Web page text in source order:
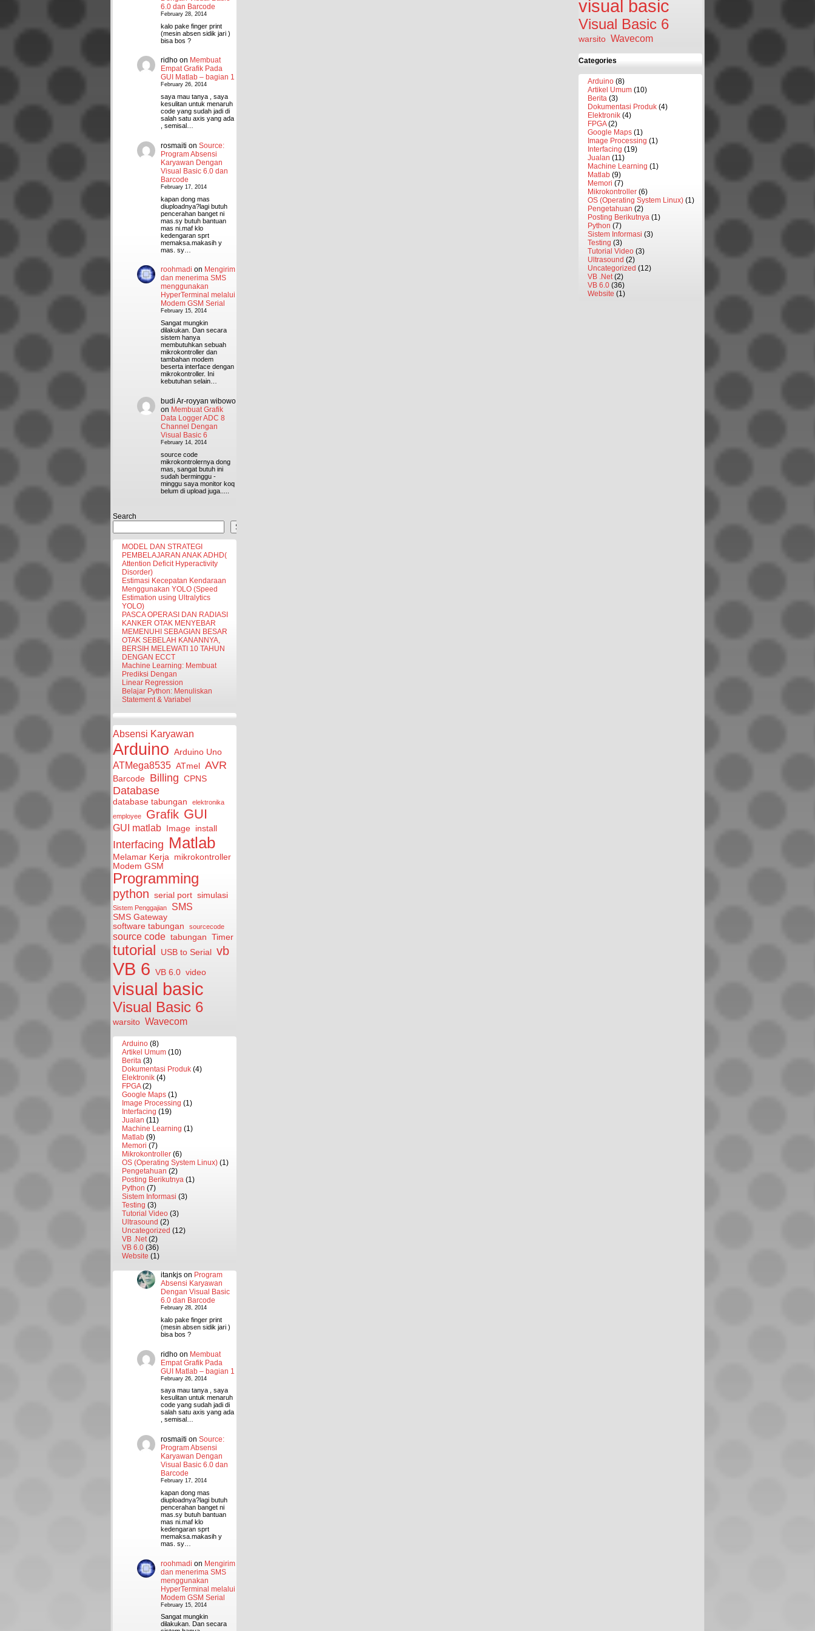
6.0 dan Barcode
February 28, 2014
kalo pake finger print
(mesin absen sidik jari )
bisa bos ?
ridho on Membuat
Empat Grafik Pada
GUI Matlab – bagian 1
February 26, 2014
saya mau tanya , saya
kesulitan untuk menaruh
code yang sudah jadi di
salah satu axis yang ada
, semisal…
rosmaiti on Source:
Program Absensi
Karyawan Dengan
Visual Basic 6.0 dan
Barcode
February 17, 2014
kapan dong mas
diuploadnya?lagi butuh
pencerahan banget ni
mas.sy butuh bantuan
mas ni.maf klo
kedengaran sprt
memaksa.makasih y
mas. sy…
roohmadi on Mengirim
dan menerima SMS
menggunakan
HyperTerminal melalui
Modem GSM Serial
February 15, 2014
Sangat mungkin
dilakukan. Dan secara
sistem hanya
membutuhkan sebuah
mikrokontroller dan
tambahan modem
beserta interface dengan
mikrokontroller. Ini
kebutuhan selain…
budi Ar-royyan wibowo
on Membuat Grafik
Data Logger ADC 8
Channel Dengan
Visual Basic 6
February 14, 2014
source code
mikrokontrolernya dong
mas, sangat butuh ini
sudah berminggu -
minggu saya monitor koq
belum di upload juga.....
Search
Search
MODEL DAN STRATEGI
PEMBELAJARAN ANAK ADHD(
Attention Deficit Hyperactivity
Disorder)
Estimasi Kecepatan Kendaraan
Menggunakan YOLO (Speed
Estimation using Ultralytics
YOLO)
PASCA OPERASI DAN RADIASI
KANKER OTAK MENYEBAR
MEMENUHI SEBAGIAN BESAR
OTAK SEBELAH KANANNYA,
BERSIH MELEWATI 10 TAHUN
DENGAN ECCT
Machine Learning: Membuat
Prediksi Dengan
Linear Regression
Belajar Python: Menuliskan
Statement & Variabel
Absensi Karyawan
Arduino Arduino Uno
ATMega8535 ATmel AVR
Barcode Billing CPNS
Database
database tabungan
elektronika
employee
Grafik GUI
GUI matlab Image install
Interfacing Matlab
Melamar Kerja mikrokontroller
Modem GSM
Programming
python serial port simulasi
Sistem Penggajian SMS
SMS Gateway
software tabungan
sourcecode
source code tabungan Timer
tutorial USB to Serial vb
VB 6 VB 6.0 video
visual basic
Visual Basic 6
warsito Wavecom
Arduino (8)
Artikel Umum (10)
Berita (3)
Dokumentasi Produk (4)
Elektronik (4)
FPGA(2)
Google Maps (1)
Image Processing (1)
Interfacing (19)
Jualan (11)
Machine Learning (1)
Matlab (9)
Memori (7)
Mikrokontroller (6)
OS (Operating System Linux) (1)
Pengetahuan (2)
Posting Berikutnya (1)
Python (7)
Sistem Informasi (3)
Testing (3)
Tutorial Video (3)
Ultrasound (2)
Uncategorized (12)
VB .Net(2)
VB 6.0 (36)
Website (1)
itankjs on Program
Absensi Karyawan
Dengan Visual Basic
6.0 dan Barcode
February 28, 2014
kalo pake finger print
(mesin absen sidik jari )
bisa bos ?
ridho on Membuat
Empat Grafik Pada
GUI Matlab – bagian 1
February 26, 2014
saya mau tanya , saya
kesulitan untuk menaruh
code yang sudah jadi di
salah satu axis yang ada
, semisal…
rosmaiti on Source:
Program Absensi
Karyawan Dengan
Visual Basic 6.0 dan
Barcode
February 17, 2014
kapan dong mas
diuploadnya?lagi butuh
pencerahan banget ni
mas.sy butuh bantuan
mas ni.maf klo
kedengaran sprt
memaksa.makasih y
mas. sy…
roohmadi on Mengirim
dan menerima SMS
menggunakan
HyperTerminal melalui
Modem GSM Serial
February 15, 2014
Sangat mungkin
dilakukan. Dan secara
visual basic
Visual Basic 6
warsito Wavecom
Categories
Arduino (8)
Artikel Umum (10)
Berita (3)
Dokumentasi Produk (4)
Elektronik (4)
FPGA(2)
Google Maps (1)
Image Processing (1)
Interfacing (19)
Jualan (11)
Machine Learning (1)
Matlab (9)
Memori (7)
Mikrokontroller (6)
OS (Operating System Linux) (1)
Pengetahuan (2)
Posting Berikutnya (1)
Python (7)
Sistem Informasi (3)
Testing (3)
Tutorial Video (3)
Ultrasound (2)
Uncategorized (12)
VB .Net(2)
VB 6.0 (36)
Website (1)